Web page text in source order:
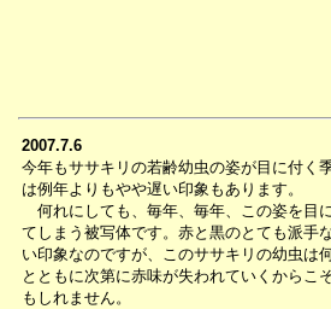
2007.7.6
今年もササキリの若齢幼虫の姿が目に付く
は例年よりもやや遅い印象もあります。
何れにしても、毎年、毎年、この姿を目
てしまう被写体です。赤と黒のとても派手
い印象なのですが、このササキリの幼虫は
とともに次第に赤味が失われていくからこ
もしれません。